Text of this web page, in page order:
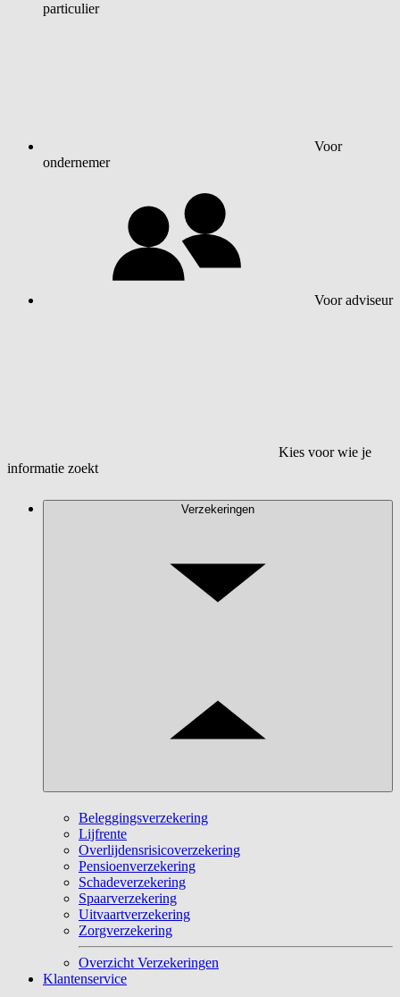
particulier
Voor
ondernemer
Voor adviseur
Kies voor wie je
informatie zoekt
Verzekeringen
Beleggingsverzekering
Lijfrente
Overlijdensrisicoverzekering
Pensioenverzekering
Schadeverzekering
Spaarverzekering
Uitvaartverzekering
Zorgverzekering
Overzicht Verzekeringen
Klantenservice